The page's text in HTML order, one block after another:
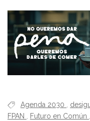
Agenda 2030
FPAN , Futuro en Común ,